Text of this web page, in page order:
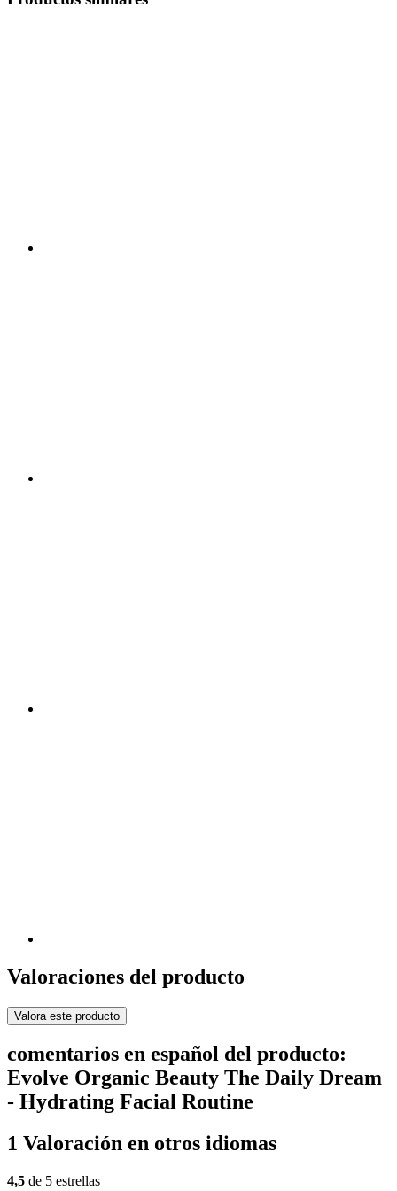
Valoraciones del producto
Valora este producto
comentarios en español del producto:
Evolve Organic Beauty The Daily Dream
- Hydrating Facial Routine
1 Valoración en otros idiomas
4,5 de 5 estrellas